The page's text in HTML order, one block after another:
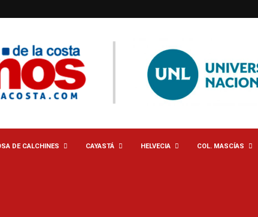
DE CALCHINES CAYASTÁ HELVECIA COL. MASCÍAS